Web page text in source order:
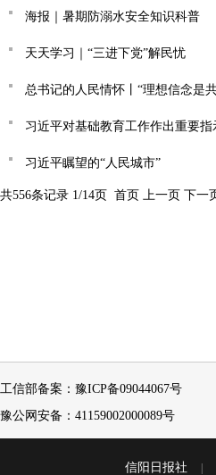
海报｜暑期防溺水安全知识科普
天天学习｜“三进下党”解民忧
总书记的人民情怀丨“理想信念是
习近平对基础教育工作作出重要指
习近平瞩望的“人民城市”
共556条记录 1/14页 首页 上一页 下一
工信部备案：豫ICP备09044067号
豫公网安备：41159002000089号
信阳日报社